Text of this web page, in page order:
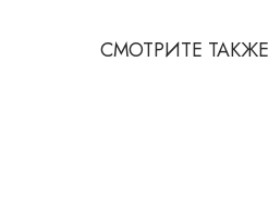
СМОТРИТЕ ТАКЖЕ